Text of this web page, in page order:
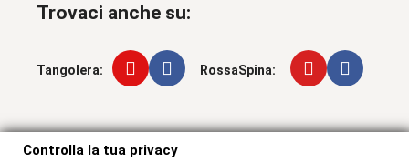
Trovaci anche su:
Tangolera: RossaSpina:
Controlla la tua privacy
Controlla la tua privacy